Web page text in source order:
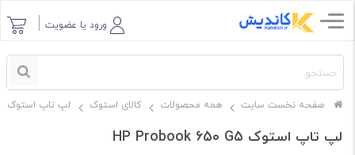
ورود یا عضویت
صفحه نخست سایت همه محصولات کالای استوک لپ تاپ استوک
لپ تاپ استوک HP Probook 650 G5